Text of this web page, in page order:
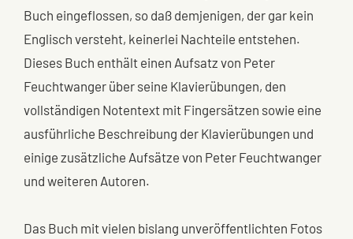
Buch eingeflossen, so daß demjenigen, der gar kein
Englisch versteht, keinerlei Nachteile entstehen.
Dieses Buch enthält einen Aufsatz von Peter
Feuchtwanger über seine Klavierübungen, den
vollständigen Notentext mit Fingersätzen sowie eine
ausführliche Beschreibung der Klavierübungen und
einige zusätzliche Aufsätze von Peter Feuchtwanger
und weiteren Autoren.
Das Buch mit vielen bislang unveröffentlichten Fotos